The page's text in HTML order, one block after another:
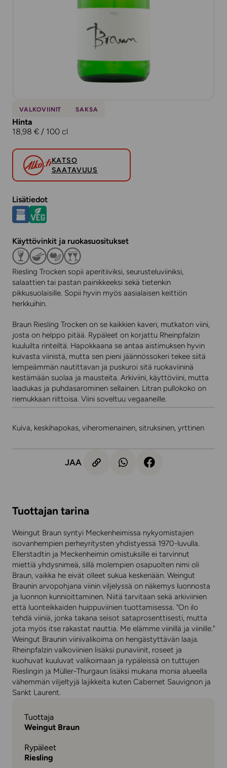
VALKOVIINIT SAKSA
Hinta
18,98 € / 100 cl
KATSO
SAATAVUUS
Lisätiedot
Käyttövinkit ja ruokasuositukset
Riesling Trocken sopii aperitiiviksi, seurusteluviiniksi,
salaattien tai pastan painikkeeksi sekä tietenkin
pikkusuolaisille. Sopii hyvin myös aasialaisen keittiön
herkkuihin.
Braun Riesling Trocken on se kaikkien kaveri, mutkaton viini,
josta on helppo pitää. Rypäleet on korjattu Rheinpfalzin
kuuluilta rinteiltä. Hapokkaana se antaa aistimuksen hyvin
kuivasta viinistä, mutta sen pieni jäännössokeri tekee siitä
lempeämmän nautittavan ja puskuroi sitä ruokaviininä
kestämään suolaa ja mausteita. Arkiviini, käyttöviini, mutta
laadukas ja puhdasarominen sellainen. Litran pullokoko on
riemukkaan riittoisa. Viini soveltuu vegaaneille.
Kuiva, keskihapokas, viheromenainen, sitruksinen, yrttinen
JAA
Tuottajan tarina
Weingut Braun syntyi Meckenheimissa nykyomistajien
isovanhempien perheyritysten yhdistyessä 1970-luvulla.
Ellerstadtin ja Meckenheimin omistuksille ei tarvinnut
miettiä yhdysnimeä, sillä molempien osapuolten nimi oli
Braun, vaikka he eivät olleet sukua keskenään. Weingut
Braunin arvopohjana viinin viljelyssä on näkemys luonnosta
ja luonnon kunnioittaminen. Niitä tarvitaan sekä arkiviinien
että luonteikkaiden huippuviinien tuottamisessa. ”On ilo
tehdä viiniä, jonka takana seisot sataprosenttisesti, mutta
jota myös itse rakastat nauttia. Me elämme viinillä ja viinille.”
Weingut Braunin viinivalikoima on hengästyttävän laaja.
Rheinpfalzin valkoviinien lisäksi punaviinit, roseet ja
kuohuvat kuuluvat valikoimaan ja rypäleissä on tuttujen
Rieslingin ja Müller-Thurgaun lisäksi mukana monia alueella
vähemmän viljeltyjä lajikkeita kuten Cabernet Sauvignon ja
Sankt Laurent.
Tuottaja
Weingut Braun
Rypäleet
Riesling